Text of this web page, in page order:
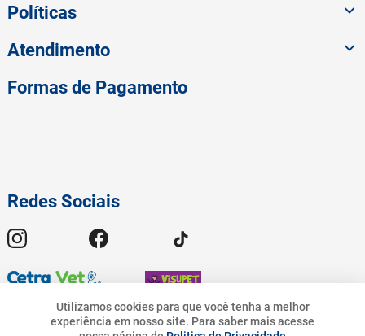
Utilizamos cookies para que você tenha a melhor
experiência em nosso site. Para saber mais acesse
Políticas
Atendimento
Redes Sociais
Formas de Pagamento